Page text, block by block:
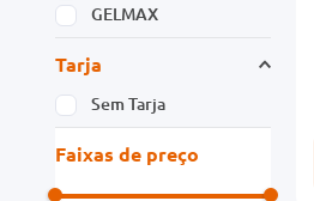
GELMAX
Tarja
Sem Tarja
Faixas de preço